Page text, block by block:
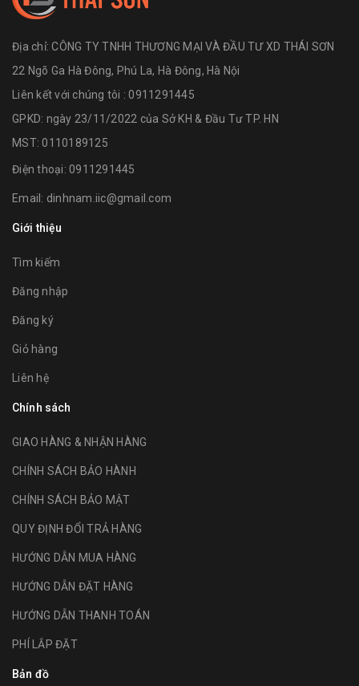
Địa chỉ:CÔNG TY TNHH THƯƠNG MẠI VÀ ĐẦU TƯ XD THÁI SƠN
22 Ngõ Ga Hà Đông, Phú La, Hà Đông, Hà Nội
Liên kết với chúng tôi : 0911291445
GPKD: ngày 23/11/2022 của Sở KH & Đầu Tư TP. HN
MST: 0110189125
Điện thoại: 0911291445
Email: dinhnam.iic@gmail.com
Giới thiệu
Tìm kiếm
Đăng nhập
Đăng ký
Giỏ hàng
Liên hệ
Chính sách
GIAO HÀNG & NHẬN HÀNG
CHÍNH SÁCH BẢO HÀNH
CHÍNH SÁCH BẢO MẬT
QUY ĐỊNH ĐỔI TRẢ HÀNG
HƯỚNG DẪN MUA HÀNG
HƯỚNG DẪN ĐẶT HÀNG
HƯỚNG DẪN THANH TOÁN
PHÍ LẮP ĐẶT
Bản đồ